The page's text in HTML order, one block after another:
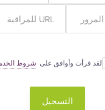
لقد قرأت وأوافق علىشروط الخدمة
التسجيل